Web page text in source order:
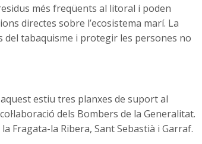
més freqüents al litoral i poden
directes sobre l’ecosistema marí. La
del tabaquisme i protegir les persones no
estiu tres planxes de suport al
dels Bombers de la Generalitat.
Fragata-la Ribera, Sant Sebastià i Garraf.